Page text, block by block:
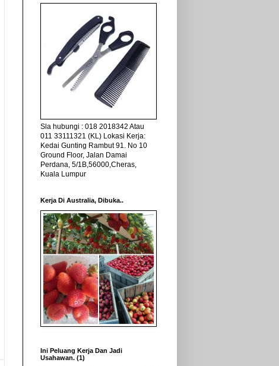
Sla hubungi : 018 2018342 Atau
011 33111321 (KL) Lokasi Kerja:
Kedai Gunting Rambut 91. No 10
Ground Floor, Jalan Damai
Perdana, 5/1B,56000,Cheras,
Kuala Lumpur
Kerja Di Australia, Dibuka..
Ini Peluang Kerja Dan Jadi
Usahawan. (1)